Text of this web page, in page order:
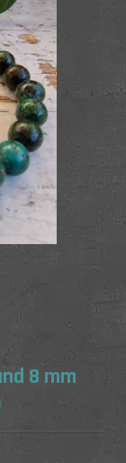
8 mm